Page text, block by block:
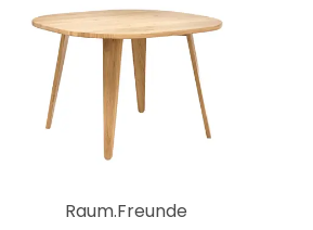
Raum.Freunde